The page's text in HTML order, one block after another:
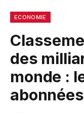
ECONOMIE
des
monde :